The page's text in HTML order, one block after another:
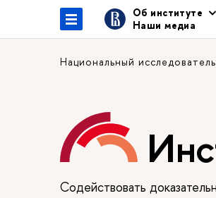
Об институте
Наши медиа
Национальный
Содействовать